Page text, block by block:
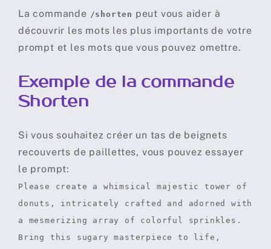
La commande /shorten peut vous aider à
découvrir les mots les plus importants de votre
prompt et les mots que vous pouvez omettre.
Exemple de la commande
Shorten
Si vous souhaitez créer un tas de beignets
recouverts de paillettes, vous pouvez essayer
le prompt:
Please create a whimsical majestic tower of
donuts, intricately crafted and adorned with
a mesmerizing array of colorful sprinkles.
Bring this sugary masterpiece to life,